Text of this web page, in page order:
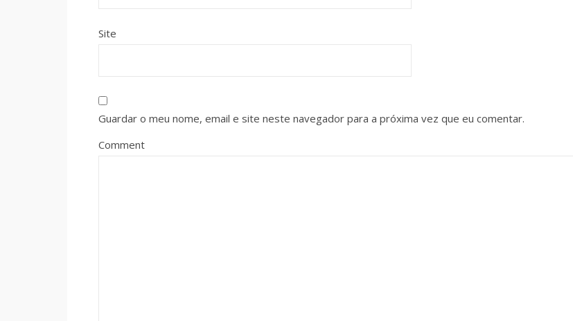
Site
Guardar o meu nome, email e site neste navegador para a próxima vez que eu comentar.
Comment